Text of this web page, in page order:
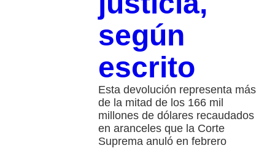
según
escrito
Esta devolución representa más
de la mitad de los 166 mil
millones de dólares recaudados
en aranceles que la Corte
Suprema anuló en febrero